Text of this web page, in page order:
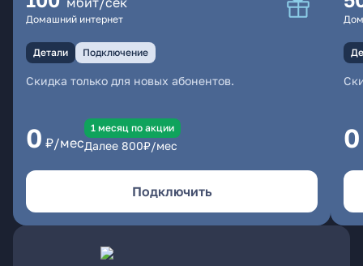
Домашний интернет
Детали Подключение
Скидка только для новых абонентов.
0 ₽/мес
1 месяц по акции
Далее 800₽/мес
Подключить
0